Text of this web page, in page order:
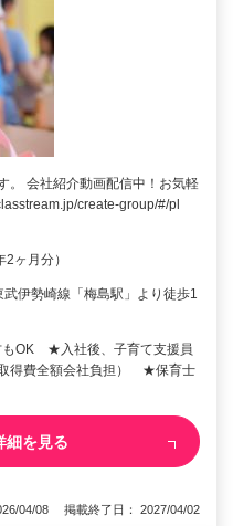
。 会社紹介動画配信中！お気軽
create-group/#/pl
ヶ月分）
伊勢崎線「梅島駅」より徒歩1
もOK ★入社後、子育て支援員
得費全額会社負担） ★保育士
細を見る
04/08 掲載終了日： 2027/04/02